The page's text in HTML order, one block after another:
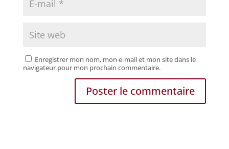
Enregistrer mon nom, mon e-mail et mon site dans le
navigateur pour mon prochain commentaire.